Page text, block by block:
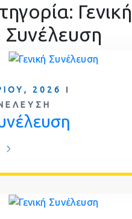
Γενική
Συνέλευση
2026